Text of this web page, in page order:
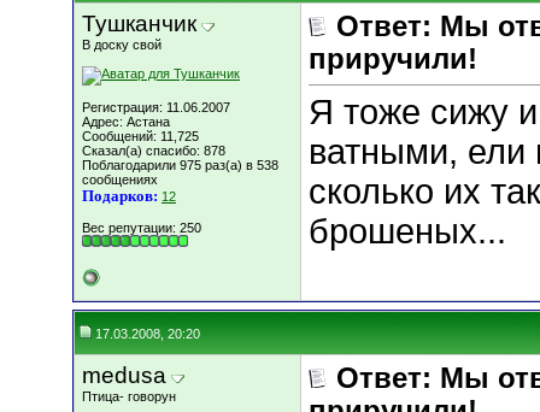
Тушканчик
В доску свой
Регистрация: 11.06.2007
Адрес: Астана
Сообщений: 11,725
Сказал(а) спасибо: 878
Поблагодарили 975 раз(а) в 538
сообщениях
Подарков: 12
Вес репутации: 250
Ответ: Мы
приручили!
Я тоже сижу
ватными,
сколько их
брошеных...
17.03.2008, 20:20
medusa
Птица- говорун
Ответ: Мы